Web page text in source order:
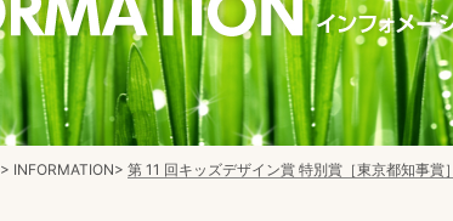
> INFORMATION> 第 11 回キッズデザイン賞 特別賞［東京都知事